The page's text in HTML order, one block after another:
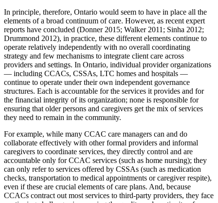
In principle, therefore, Ontario would seem to have in place all the
elements of a broad continuum of care. However, as recent expert
reports have concluded (Donner 2015; Walker 2011; Sinha 2012;
Drummond 2012), in practice, these different elements continue to
operate relatively independently with no overall coordinating
strategy and few mechanisms to integrate client care across
providers and settings. In Ontario, individual provider organizations
— including CCACs, CSSAs, LTC homes and hospitals —
continue to operate under their own independent governance
structures. Each is accountable for the services it provides and for
the financial integrity of its organization; none is responsible for
ensuring that older persons and caregivers get the mix of services
they need to remain in the community.
For example, while many CCAC care managers can and do
collaborate effectively with other formal providers and informal
caregivers to coordinate services, they directly control and are
accountable only for CCAC services (such as home nursing); they
can only refer to services offered by CSSAs (such as medication
checks, transportation to medical appointments or caregiver respite),
even if these are crucial elements of care plans. And, because
CCACs contract out most services to third-party providers, they face